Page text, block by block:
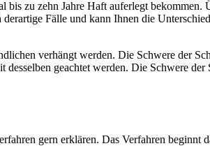
zu zehn Jahre Haft auferlegt bekommen.
Fälle und kann Ihnen die
verhängt werden. Die Schwere der
geachtet werden. Die Schwere
gern erklären. Das Verfahren beginnt